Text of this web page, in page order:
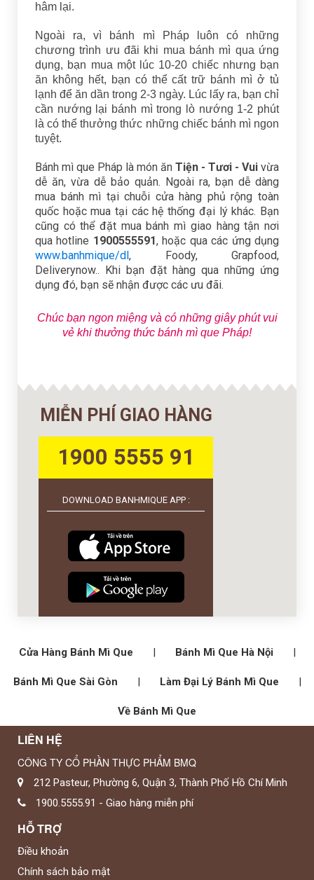
hâm lại.
Ngoài ra, vì bánh mì Pháp luôn có những
chương trình ưu đãi khi mua bánh mì qua ứng
dụng, bạn mua một lúc 10-20 chiếc nhưng bạn
ăn không hết, bạn có thể cất trữ bánh mì ở tủ
lạnh để ăn dần trong 2-3 ngày. Lúc lấy ra, bạn chỉ
cần nướng lại bánh mì trong lò nướng 1-2 phút
là có thể thưởng thức những chiếc bánh mì ngon
tuyệt.
Bánh mì que Pháp là món ăn Tiện - Tươi - Vui vừa
dễ ăn, vừa dễ bảo quản. Ngoài ra, bạn dễ dàng
mua bánh mì tại chuỗi cửa hàng phủ rộng toàn
quốc hoặc mua tại các hệ thống đại lý khác. Bạn
cũng có thể đặt mua bánh mì giao hàng tận nơi
qua hotline 1900555591, hoặc qua các ứng dụng
www.banhmique/dl , Foody, Grapfood,
Deliverynow.. Khi bạn đặt hàng qua những ứng
dụng đó, bạn sẽ nhận được các ưu đãi.
Chúc bạn ngon miệng và có những giây phút vui
vẻ khi thưởng thức bánh mì que Pháp!
MIỄN PHÍ GIAO HÀNG
1900 5555 91
DOWNLOAD BANHMIQUE APP :
Cửa Hàng Bánh Mì Que | Bánh Mì Que Hà Nội |
Bánh Mì Que Sài Gòn | Làm Đại Lý Bánh Mì Que |
Về Bánh Mì Que
LIÊN HỆ
CÔNG TY CỔ PHẦN THỰC PHẨM BMQ
212 Pasteur, Phường 6, Quận 3, Thành Phố Hồ Chí Minh
1900.5555.91 - Giao hàng miễn phí
HỖ TRỢ
Điều khoản
Chính sách bảo mật